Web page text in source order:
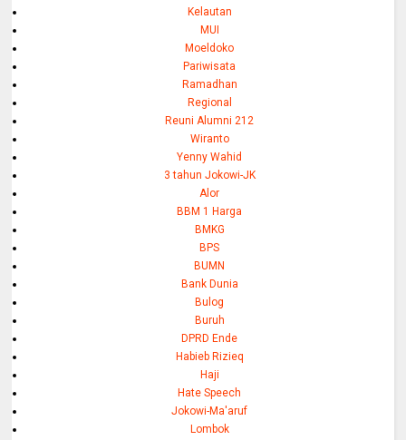
Kelautan
MUI
Moeldoko
Pariwisata
Ramadhan
Regional
Reuni Alumni 212
Wiranto
Yenny Wahid
3 tahun Jokowi-JK
Alor
BBM 1 Harga
BMKG
BPS
BUMN
Bank Dunia
Bulog
Buruh
DPRD Ende
Habieb Rizieq
Haji
Hate Speech
Jokowi-Ma'aruf
Lombok